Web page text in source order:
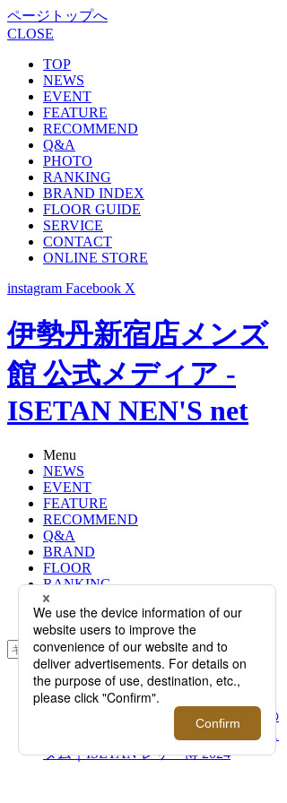
ページトップへ
CLOSE
TOP
NEWS
EVENT
FEATURE
RECOMMEND
Q&A
PHOTO
RANKING
BRAND INDEX
FLOOR GUIDE
SERVICE
CONTACT
ONLINE STORE
instagram Facebook X
伊勢丹新宿店メンズ
館 公式メディア -
ISETAN NEN'S net
Menu
NEWS
EVENT
FEATURE
RECOMMEND
Q&A
BRAND
FLOOR
RANKING
ONLINE STORE
SERVICE
検索
TOP
PHOTO
＜土屋鞄＞のニューアイコン“大人の
バックパック”をお好みでカラーカス
タム｜ISETAN レザー博 2024